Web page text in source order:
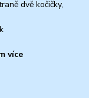
dvě kočičky,
více